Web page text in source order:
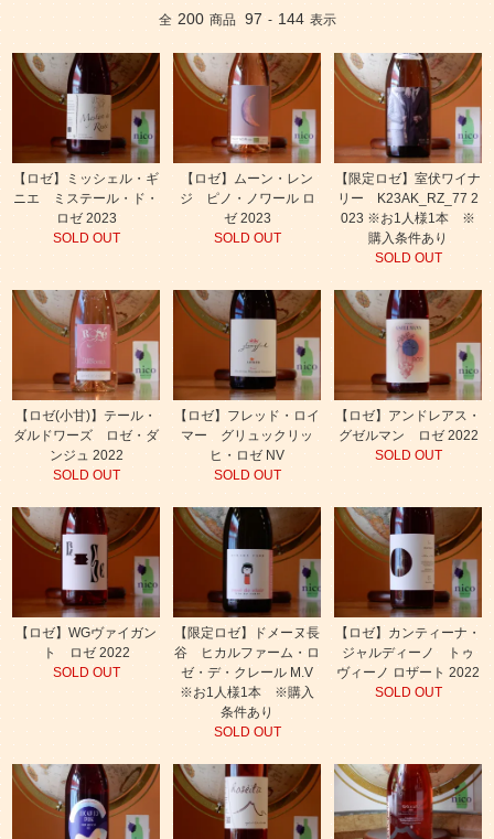
全 200 商品 97 - 144 表示
【ロゼ】ミッシェル・ギ
ニエ ミステール・ド・
ロゼ 2023
SOLD OUT
【ロゼ】ムーン・レン
ジ ピノ・ノワール ロ
ゼ 2023
SOLD OUT
【限定ロゼ】室伏ワイナ
リー K23AK_RZ_77 2
023 ※お1人様1本 ※
購入条件あり
SOLD OUT
【ロゼ(小甘)】テール・
ダルドワーズ ロゼ・ダ
ンジュ 2022
SOLD OUT
【ロゼ】フレッド・ロイ
マー グリュックリッ
ヒ・ロゼ NV
SOLD OUT
【ロゼ】アンドレアス・
グゼルマン ロゼ 2022
SOLD OUT
【ロゼ】WGヴァイガン
ト ロゼ 2022
SOLD OUT
【限定ロゼ】ドメーヌ長
谷 ヒカルファーム・ロ
ゼ・デ・クレール M.V
※お1人様1本 ※購入
条件あり
SOLD OUT
【ロゼ】カンティーナ・
ジャルディーノ トゥ
ヴィーノ ロザート 2022
SOLD OUT